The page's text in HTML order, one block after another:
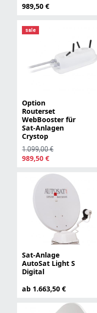
989,50 €
sale
Option
Routerset
WebBooster für
Sat-Anlagen
Crystop
1.099,00 €
989,50 €
Sat-Anlage
AutoSat Light S
Digital
ab 1.663,50 €